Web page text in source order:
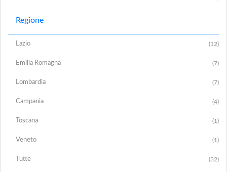
Regione
Lazio (12)
Emilia Romagna (7)
Lombardia (7)
Campania (4)
Toscana (1)
Veneto (1)
Tutte (32)